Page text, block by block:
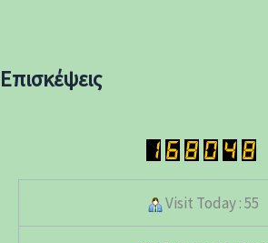
Επισκέψεις
Visit Today : 55